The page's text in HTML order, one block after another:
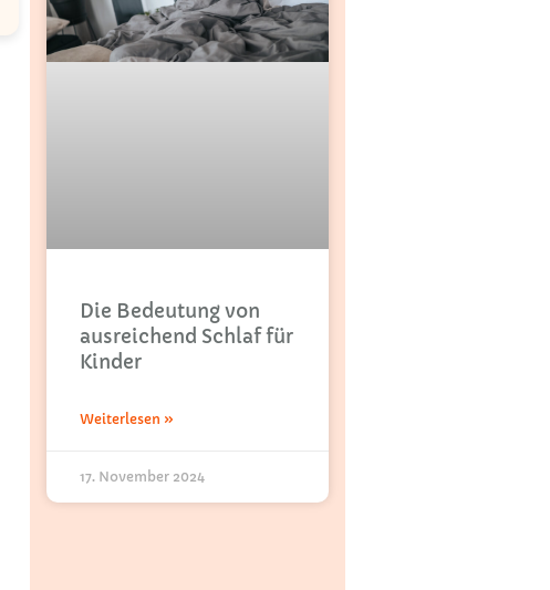
Die Bedeutung von
ausreichend Schlaf für
Kinder
Weiterlesen »
17. November 2024